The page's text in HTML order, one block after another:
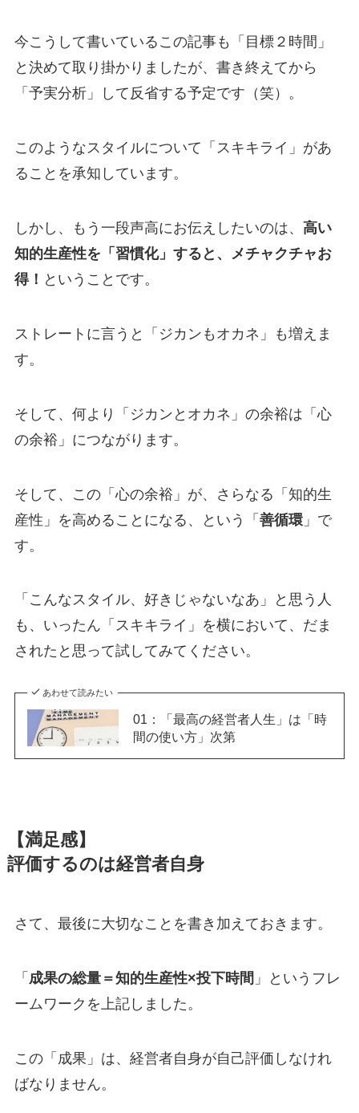
今こうして書いているこの記事も「目標２時間」
と決めて取り掛かりましたが、書き終えてから
「予実分析」して反省する予定です（笑）。
このようなスタイルについて「スキキライ」があ
ることを承知しています。
しかし、もう一段声高にお伝えしたいのは、 高い
知的生産性を「習慣化」すると、メチャクチャお
得！ ということです。
ストレートに言うと「ジカンもオカネ」も増えま
す。
そして、何より「ジカンとオカネ」の余裕は「心
の余裕」につながります。
そして、この「心の余裕」が、さらなる「知的生
産性」を高めることになる、という「 善循環」で
す。
「こんなスタイル、好きじゃないなあ」と思う人
も、いったん「スキキライ」を横において、だま
されたと思って試してみてください。
あわせて読みたい
01：「最高の経営者人生」は「時
間の使い方」次第
【満足感】
評価するのは経営者自身
さて、最後に大切なことを書き加えておきます。
「 成果の総量＝知的生産性×投下時間 」というフレ
ームワークを上記しました。
この「成果」は、経営者自身が自己評価しなけれ
ばなりません。